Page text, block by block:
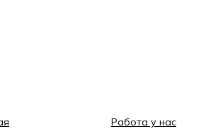
Работа у нас